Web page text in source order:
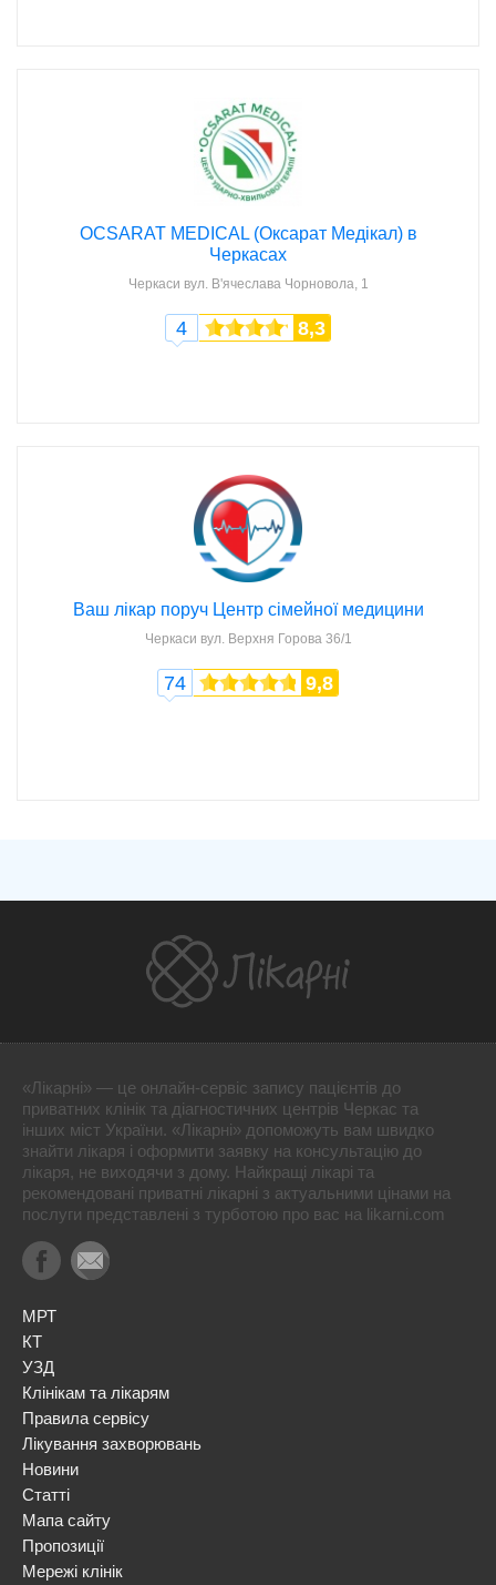
OCSARAT MEDICAL (Оксарат Медікал) в
Черкасах
Черкаси вул. В'ячеслава Чорновола, 1
4 8,3
Ваш лікар поруч Центр сімейної медицини
Черкаси вул. Верхня Горова 36/1
74 9,8
«Лікарні» — це онлайн-сервіс запису пацієнтів до
приватних клінік та діагностичних центрів Черкас та
інших міст України. «Лікарні» допоможуть вам швидко
знайти лікаря і оформити заявку на консультацію до
лікаря, не виходячи з дому. Найкращі лікарі та
рекомендовані приватні лікарні з актуальними цінами на
послуги представлені з турботою про вас на likarni.com
МРТ
КТ
УЗД
Клінікам та лікарям
Правила сервісу
Лікування захворювань
Новини
Статті
Мапа сайту
Пропозиції
Мережі клінік